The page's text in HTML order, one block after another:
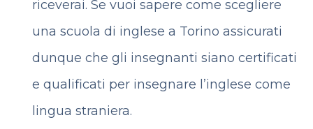
riceverai. Se vuoi sapere come scegliere
una scuola di inglese a Torino assicurati
dunque che gli insegnanti siano certificati
e qualificati per insegnare l’inglese come
lingua straniera.